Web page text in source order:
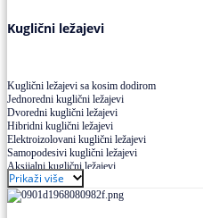
Kuglični ležajevi
Kuglični ležajevi sa kosim dodirom
Jednoredni kuglični ležajevi
Dvoredni kuglični ležajevi
Hibridni kuglični ležajevi
Elektroizolovani kuglični ležajevi
Samopodesivi kuglični ležajevi
Aksijalni kuglični ležajevi
Kuglični ležajevi od nerđajućeg čelika
Prikaži više